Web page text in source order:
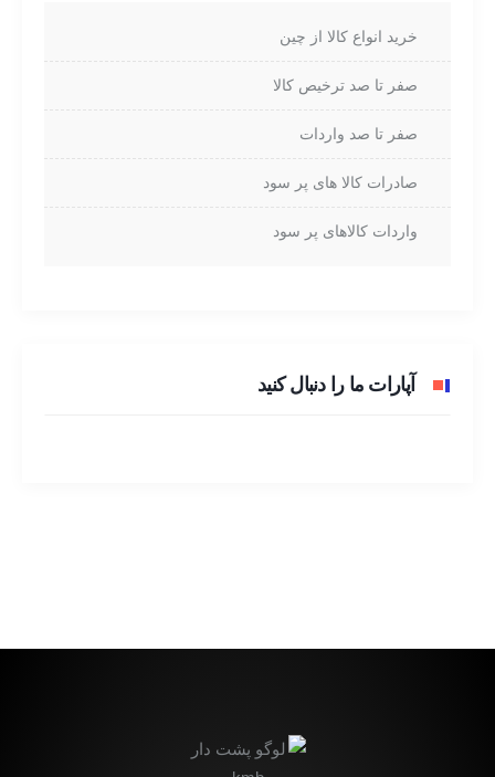
خرید انواع کالا از چین
صفر تا صد ترخیص کالا
صفر تا صد واردات
صادرات کالا های پر سود
واردات کالاهای پر سود
آپارات ما را دنبال کنید